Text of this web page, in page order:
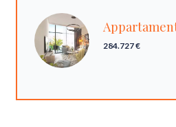
284.727 €